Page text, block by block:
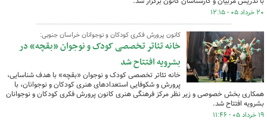
۲۰ خرداد ۰۵ - ۱۲:۱۵
کانون پرورش فکری کودکان و نوجوانان خراسان جنوبی:
خانه تئاتر تخصصی کودک و نوجوان «بقچه» در
بشرویه افتتاح شد
خانه تئاتر تخصصی کودک و نوجوان «بقچه» با هدف شناسایی،
پرورش و شکوفایی استعدادهای هنری کودکان و نوجوانان، با
همکاری بخش خصوصی و زیر نظر مرکز فرهنگی هنری کانون پرورش فکری کودکان و نوجوانان
بشرویه افتتاح شد.
۱۹ خرداد ۰۵ - ۱۱:۴۶